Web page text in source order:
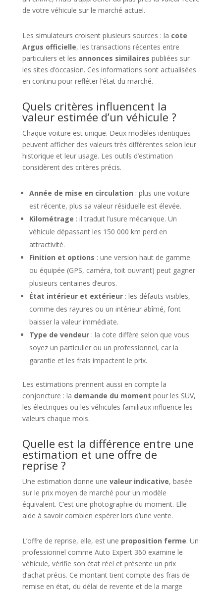
de votre véhicule sur le marché actuel.
Les simulateurs croisent plusieurs sources : la cote
Argus officielle, les transactions récentes entre
particuliers et les annonces similaires publiées sur
les sites d’occasion. Ces informations sont actualisées
en continu pour refléter l’état du marché.
Quels critères influencent la
valeur estimée d’un véhicule ?
Chaque voiture est unique. Deux modèles identiques
peuvent afficher des valeurs très différentes selon leur
historique et leur usage. Les outils d’estimation
considèrent des critères précis.
Année de mise en circulation : plus une voiture
est récente, plus sa valeur résiduelle est élevée.
Kilométrage : il traduit l’usure mécanique. Un
véhicule dépassant les 150 000 km perd en
attractivité.
Finition et options : une version haut de gamme
ou équipée (GPS, caméra, toit ouvrant) peut gagner
plusieurs centaines d’euros.
État intérieur et extérieur: les défauts visibles,
comme des rayures ou un intérieur abîmé, font
baisser la valeur immédiate.
Type de vendeur: la cote diffère selon que vous
soyez un particulier ou un professionnel, car la
garantie et les frais impactent le prix.
Les estimations prennent aussi en compte la
conjoncture : la demande du moment pour les SUV,
les électriques ou les véhicules familiaux influence les
valeurs chaque mois.
Quelle est la différence entre une
estimation et une offre de
reprise ?
Une estimation donne une valeur indicative, basée
sur le prix moyen de marché pour un modèle
équivalent. C’est une photographie du moment. Elle
aide à savoir combien espérer lors d’une vente.
L’offre de reprise, elle, est une proposition ferme. Un
professionnel comme Auto Expert 360 examine le
véhicule, vérifie son état réel et présente un prix
d’achat précis. Ce montant tient compte des frais de
remise en état, du délai de revente et de la marge